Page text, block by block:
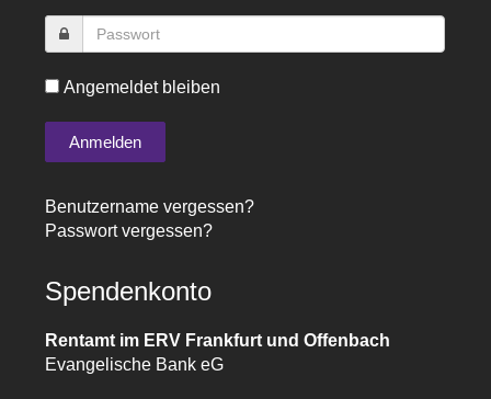
Angemeldet bleiben
Benutzername vergessen?
Passwort vergessen?
Spendenkonto
Rentamt im ERV Frankfurt und Offenbach
Evangelische Bank eG